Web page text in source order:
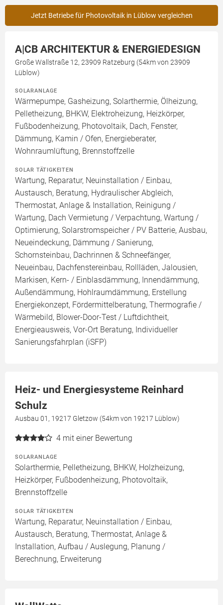
Jetzt Betriebe für Photovoltaik in Lüblow vergleichen
A|CB ARCHITEKTUR & ENERGIEDESIGN
Große Wallstraße 12, 23909 Ratzeburg (54km von 23909
Lüblow)
SOLARANLAGE
Wärmepumpe, Gasheizung, Solarthermie, Ölheizung,
Pelletheizung, BHKW, Elektroheizung, Heizkörper,
Fußbodenheizung, Photovoltaik, Dach, Fenster,
Dämmung, Kamin / Ofen, Energieberater,
Wohnraumlüftung, Brennstoffzelle
SOLAR TÄTIGKEITEN
Wartung, Reparatur, Neuinstallation / Einbau,
Austausch, Beratung, Hydraulischer Abgleich,
Thermostat, Anlage & Installation, Reinigung /
Wartung, Dach Vermietung / Verpachtung, Wartung /
Optimierung, Solarstromspeicher / PV Batterie, Ausbau,
Neueindeckung, Dämmung / Sanierung,
Schornsteinbau, Dachrinnen & Schneefänger,
Neueinbau, Dachfenstereinbau, Rollläden, Jalousien,
Markisen, Kern- / Einblasdämmung, Innendämmung,
Außendämmung, Hohlraumdämmung, Erstellung
Energiekonzept, Fördermittelberatung, Thermografie /
Wärmebild, Blower-Door-Test / Luftdichtheit,
Energieausweis, Vor-Ort Beratung, Individueller
Sanierungsfahrplan (iSFP)
Heiz- und Energiesysteme Reinhard
Schulz
Ausbau 01, 19217 Gletzow (54km von 19217 Lüblow)
4 mit einer Bewertung
SOLARANLAGE
Solarthermie, Pelletheizung, BHKW, Holzheizung,
Heizkörper, Fußbodenheizung, Photovoltaik,
Brennstoffzelle
SOLAR TÄTIGKEITEN
Wartung, Reparatur, Neuinstallation / Einbau,
Austausch, Beratung, Thermostat, Anlage &
Installation, Aufbau / Auslegung, Planung /
Berechnung, Erweiterung